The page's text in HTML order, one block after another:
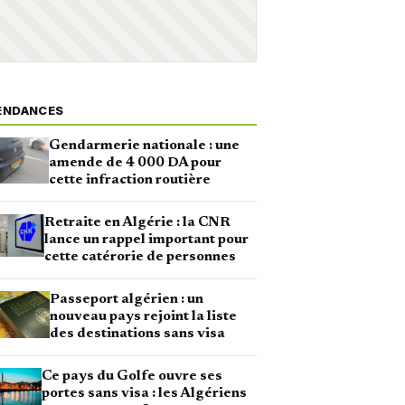
Gendarmerie nationale : une
amende de 4 000 DA pour
cette infraction routière
Retraite en Algérie : la CNR
lance un rappel important pour
cette catérorie de personnes
Passeport algérien : un
nouveau pays rejoint la liste
des destinations sans visa
Ce pays du Golfe ouvre ses
portes sans visa : les Algériens